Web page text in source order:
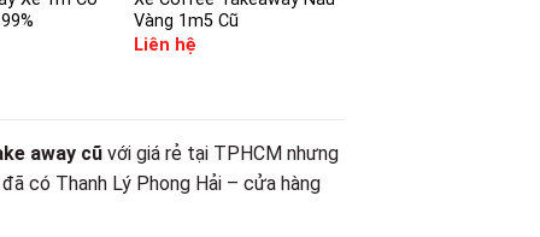
Vàng 1m5 Cũ
Liên hệ
away cũvới giá rẻ tại TPHCM nhưng
có Thanh Lý Phong Hải – cửa hàng